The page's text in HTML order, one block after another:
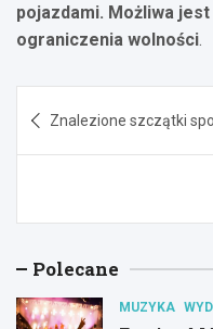
pojazdami. Możliwa
ograniczenia wolności.
wpisu
Znalezione szczątki
Polecane
MUZYKA